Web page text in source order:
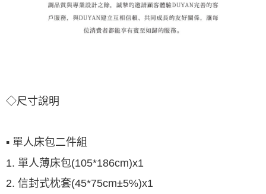
◇尺寸說明
▪ 單人床包二件組
1. 單人薄床包(105*186cm)x1
2. 信封式枕套(45*75cm±5%)x1